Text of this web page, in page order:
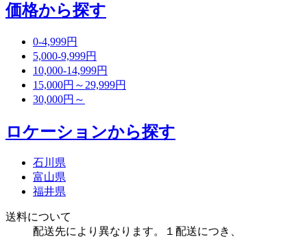
価格から探す
0-4,999円
5,000-9,999円
10,000-14,999円
15,000円～29,999円
30,000円～
ロケーションから探す
石川県
富山県
福井県
送料について
配送先により異なります。１配送につき、